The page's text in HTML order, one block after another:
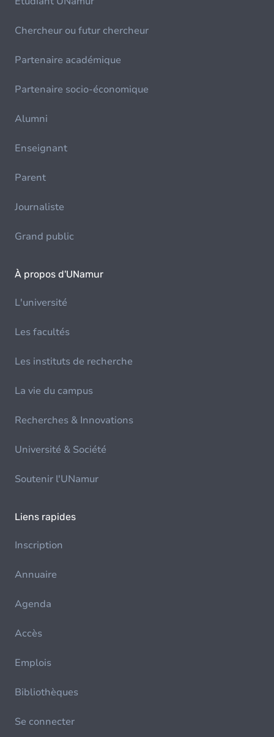
Chercheur ou futur chercheur
Partenaire académique
Partenaire socio-économique
Alumni
Enseignant
Parent
Journaliste
Grand public
À propos d'UNamur
L'université
Les facultés
Les instituts de recherche
La vie du campus
Recherches & Innovations
Université & Société
Soutenir l'UNamur
Liens rapides
Inscription
Annuaire
Agenda
Accès
Emplois
Bibliothèques
Se connecter